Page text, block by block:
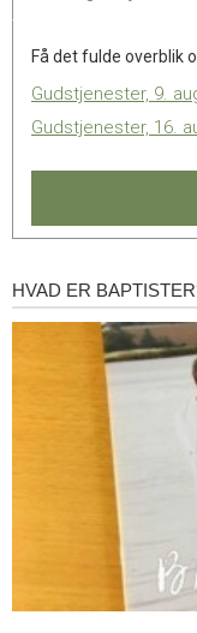
Få det fulde overblik
Gudstjenester, 9.
Gudstjenester, 16.
Hvad
er
HVAD ER